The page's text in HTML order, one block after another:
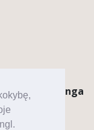
apranga